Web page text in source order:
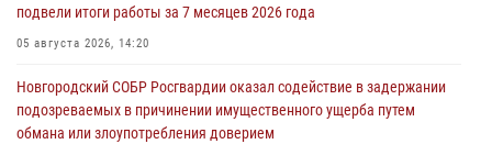
подвели итоги работы за 7 месяцев 2026 года
05 августа 2026, 14:20
Новгородский СОБР Росгвардии оказал содействие в задержании
подозреваемых в причинении имущественного ущерба путем
обмана или злоупотребления доверием